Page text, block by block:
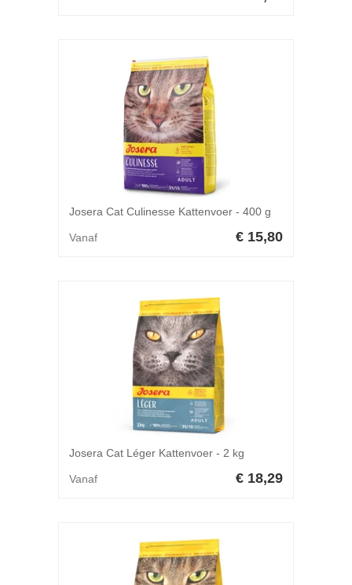
Josera Cat Culinesse Kattenvoer - 400 g
Vanaf € 15,80
Josera Cat Léger Kattenvoer - 2 kg
Vanaf € 18,29